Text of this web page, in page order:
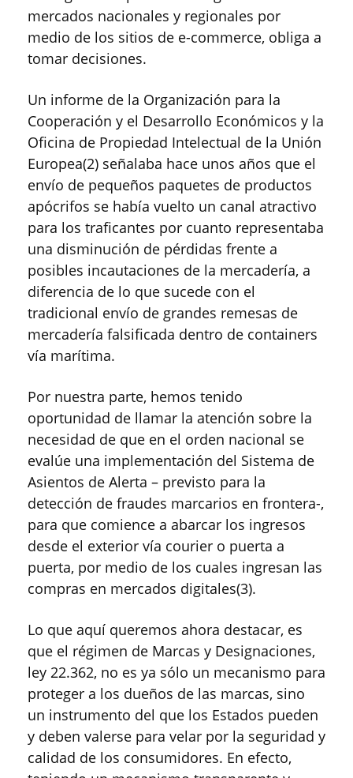
mercados nacionales y regionales por
medio de los sitios de e-commerce, obliga a
tomar decisiones.
Un informe de la Organización para la
Cooperación y el Desarrollo Económicos y la
Oficina de Propiedad Intelectual de la Unión
Europea(2) señalaba hace unos años que el
envío de pequeños paquetes de productos
apócrifos se había vuelto un canal atractivo
para los traficantes por cuanto representaba
una disminución de pérdidas frente a
posibles incautaciones de la mercadería, a
diferencia de lo que sucede con el
tradicional envío de grandes remesas de
mercadería falsificada dentro de containers
vía marítima.
Por nuestra parte, hemos tenido
oportunidad de llamar la atención sobre la
necesidad de que en el orden nacional se
evalúe una implementación del Sistema de
Asientos de Alerta – previsto para la
detección de fraudes marcarios en frontera-,
para que comience a abarcar los ingresos
desde el exterior vía courier o puerta a
puerta, por medio de los cuales ingresan las
compras en mercados digitales(3).
Lo que aquí queremos ahora destacar, es
que el régimen de Marcas y Designaciones,
ley 22.362, no es ya sólo un mecanismo para
proteger a los dueños de las marcas, sino
un instrumento del que los Estados pueden
y deben valerse para velar por la seguridad y
calidad de los consumidores. En efecto,